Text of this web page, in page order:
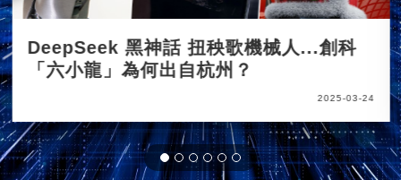
DeepSeek 黑神話 扭秧歌機械人...創科
「六小龍」為何出自杭州？
2025-03-24